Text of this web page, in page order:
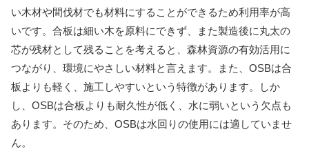
い木材や間伐材でも材料にすることができるため利用率が高
いです。合板は細い木を原料にできず、また製造後に丸太の
芯が残材として残ることを考えると、森林資源の有効活用に
つながり、環境にやさしい材料と言えます。また、OSBは合
板よりも軽く、施工しやすいという特徴があります。しか
し、OSBは合板よりも耐久性が低く、水に弱いという欠点も
あります。そのため、OSBは水回りの使用には適していませ
ん。